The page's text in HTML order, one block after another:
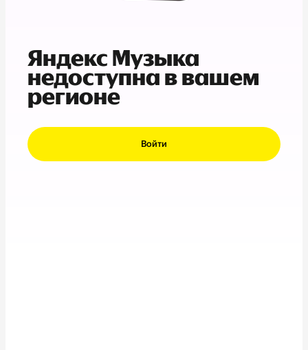
Яндекс Музыка
недоступна в вашем
регионе
Войти